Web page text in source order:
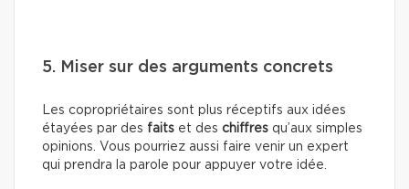
5. Miser sur des arguments concrets
Les copropriétaires sont plus réceptifs aux idées
étayées par des faits et des chiffres qu’aux simples
opinions. Vous pourriez aussi faire venir un expert
qui prendra la parole pour appuyer votre idée.